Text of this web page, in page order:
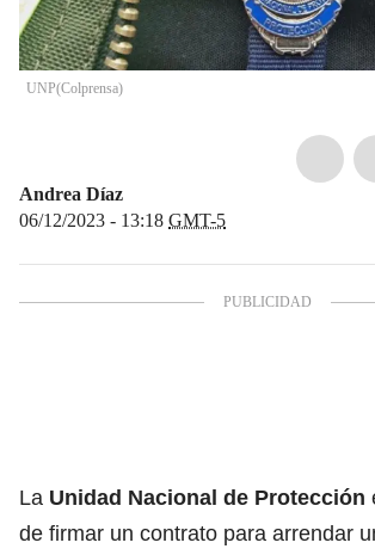
UNP(Colprensa)
Andrea Díaz
06/12/2023 - 13:18 GMT-5
La Unidad Nacional de Protección
de firmar un contrato para arrendar